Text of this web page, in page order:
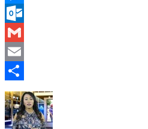
Messenger
Outlook.com
Gmail
Email
Compartir